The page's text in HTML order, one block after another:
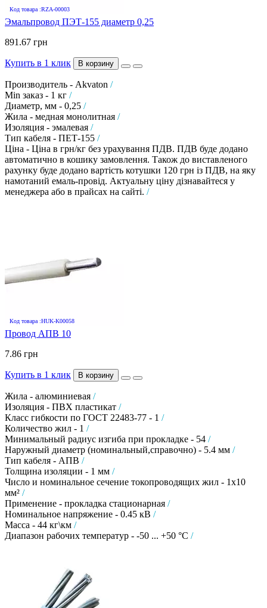
Код товара :RZA-00003
Эмальпровод ПЭТ-155 диаметр 0,25
891.67 грн
Купить в 1 клик В корзину
Производитель - Akvaton /
Min заказ - 1 кг /
Диаметр, мм - 0,25 /
Жила - медная монолитная /
Изоляция - эмалевая /
Тип кабеля - ПЕТ-155 /
Ціна - Ціна в грн/кг без урахування ПДВ. ПДВ буде додано
автоматично в кошику замовлення. Також до виставленого
рахунку буде додано вартість котушки 120 грн із ПДВ, на яку
намотаний емаль-провід. Актуальну ціну дізнавайтеся у
менеджера або в прайсах на сайті. /
Код товара :HUK-K00058
Провод АПВ 10
7.86 грн
Купить в 1 клик В корзину
Жила - алюминиевая /
Изоляция - ПВХ пластикат /
Класс гибкости по ГОСТ 22483-77 - 1 /
Количество жил - 1 /
Минимальный радиус изгиба при прокладке - 54 /
Наружный диаметр (номинальный,справочно) - 5.4 мм /
Тип кабеля - АПВ /
Толщина изоляции - 1 мм /
Число и номинальное сечение токопроводящих жил - 1х10
мм² /
Применение - прокладка стационарная /
Номинальное напряжение - 0.45 кВ /
Масса - 44 кг\км /
Диапазон рабочих температур - -50 ... +50 °C /